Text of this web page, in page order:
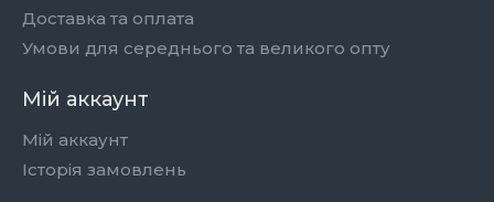
Доставка та оплата
Умови для середнього та великого опту
Мій аккаунт
Мій аккаунт
Історія замовлень